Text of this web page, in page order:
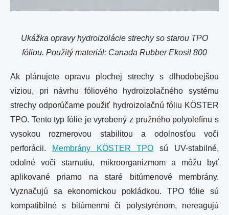
Ukážka opravy hydroizolácie strechy so starou TPO
fóliou. Použitý materiál: Canada Rubber Ekosil 800
Ak plánujete opravu plochej strechy s dlhodobejšou
víziou, pri návrhu fóliového hydroizolačného systému
strechy odporúčame použiť hydroizolačnú fóliu KÖSTER
TPO. Tento typ fólie je vyrobený z pružného polyolefínu s
vysokou rozmerovou stabilitou a odolnosťou voči
perforácii.
Membrány KÖSTER TPO sú UV-stabilné,
odolné voči starnutiu, mikroorganizmom a môžu byť
aplikované priamo na staré bitúmenové membrány.
Vyznačujú sa ekonomickou pokládkou. TPO fólie sú
kompatibilné s bitúmenmi či polystyrénom, nereagujú